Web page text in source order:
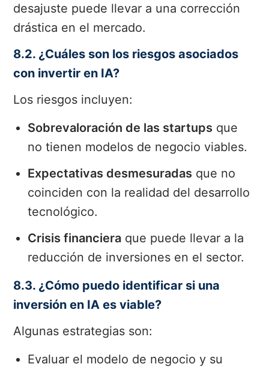
desajuste puede llevar a una corrección
drástica en el mercado.
8.2. ¿Cuáles son los riesgos asociados
con invertir en IA?
Los riesgos incluyen:
Sobrevaloración de las startups que
no tienen modelos de negocio viables.
Expectativas desmesuradas que no
coinciden con la realidad del desarrollo
tecnológico.
Crisis financiera que puede llevar a la
reducción de inversiones en el sector.
8.3. ¿Cómo puedo identificar si una
inversión en IA es viable?
Algunas estrategias son:
Evaluar el modelo de negocio y su